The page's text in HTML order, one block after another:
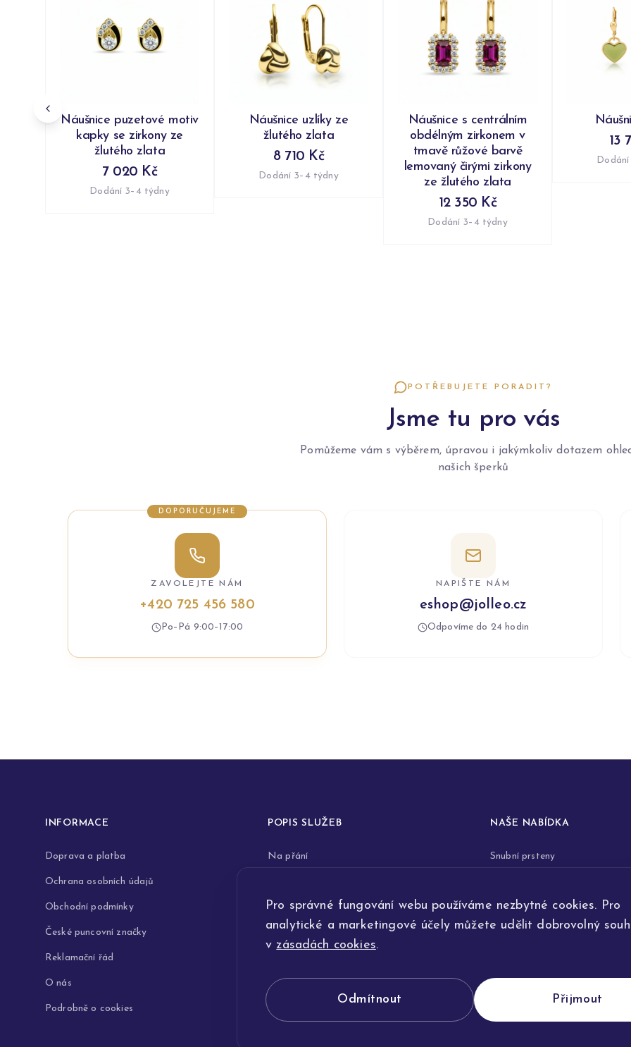
Pro správné fungování webu používáme nezbytné cookies. Pro
analytické a marketingové účely můžete udělit dobrovolný
v zásadách cookies.
Odmítnout Přijmout
Náušnice puzetové motiv
kapky se zirkony ze
žlutého zlata
7 020 Kč
Dodání 3–4 týdny
Náušnice uzlíky ze
žlutého zlata
8 710 Kč
Dodání 3–4 týdny
Náušnice s centrálním
obdélným zirkonem v
tmavě růžové barvě
lemovaný čirými zirkony
ze žlutého zlata
12 350 Kč
Dodání 3–4 týdny
13
POTŘEBUJETE PORADIT?
Jsme tu pro vás
Pomůžeme vám s výběrem, úpravou i jakýmkoliv dotazem
našich šperků
DOPORUČUJEME
ZAVOLEJTE NÁM
+420 725 456 580
Po–Pá 9:00–17:00
NAPIŠTE NÁM
eshop@jolleo.cz
Odpovíme do 24 hodin
INFORMACE
Doprava a platba
Ochrana osobních údajů
Obchodní podmínky
České puncovní značky
Reklamační řád
O nás
Podrobně o cookies
POPIS SLUŽEB
Na přání
Opravy a renovace šperků
Výkup zlata
NAŠE NABÍDKA
Snubní prsteny
Šperky
Na přání